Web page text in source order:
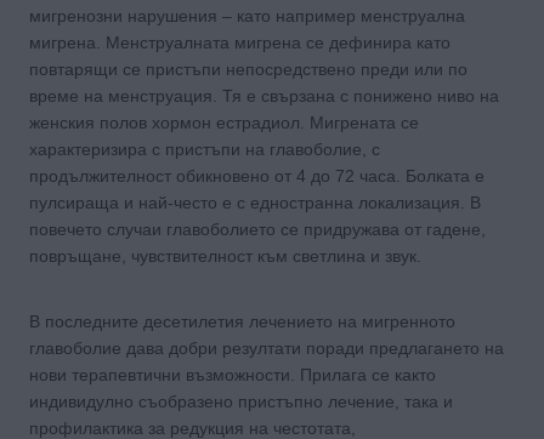
мигренозни нарушения – като например менструална
мигрена. Менструалната мигрена се дефинира като
повтарящи се пристъпи непосредствено преди или по
време на менструация. Тя е свързана с понижено ниво на
женския полов хормон естрадиол. Мигрената се
характеризира с пристъпи на главоболие, с
продължителност обикновено от 4 до 72 часа. Болката е
пулсираща и най-често е с едностранна локализация. В
повечето случаи главоболието се придружава от гадене,
повръщане, чувствителност към светлина и звук.
В последните десетилетия лечението на мигренното
главоболие дава добри резултати поради предлагането на
нови терапевтични възможности. Прилага се както
индивидулно съобразено пристъпно лечение, така и
профилактика за редукция на честотата,